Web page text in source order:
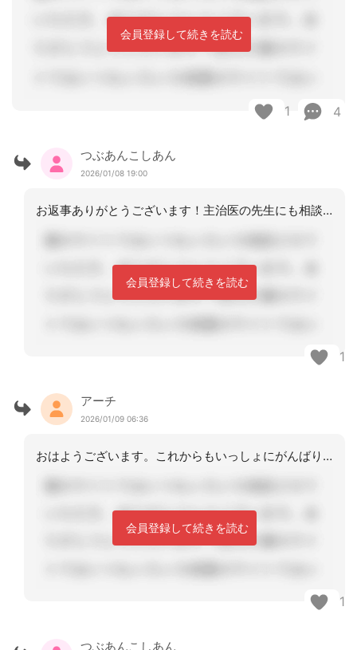
会員登録して続きを読む
1 4
つぶあんこしあん
2026/01/08 19:00
お返事ありがとうございます！主治医の先生にも相談されるのですね。そこまではできて
会員登録して続きを読む
1
アーチ
2026/01/09 06:36
おはようございます。これからもいっしょにがんばりましょう
会員登録して続きを読む
1
つぶあんこしあん